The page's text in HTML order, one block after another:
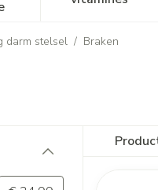
darm stelsel / Braken